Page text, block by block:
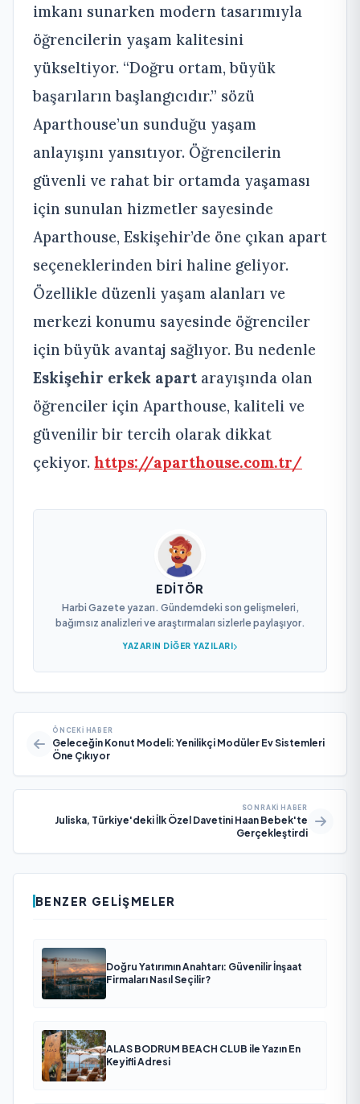
imkanı sunarken modern tasarımıyla
öğrencilerin yaşam kalitesini
yükseltiyor. “Doğru ortam, büyük
başarıların başlangıcıdır.” sözü
Aparthouse’un sunduğu yaşam
anlayışını yansıtıyor. Öğrencilerin
güvenli ve rahat bir ortamda yaşaması
için sunulan hizmetler sayesinde
Aparthouse, Eskişehir’de öne çıkan apart
seçeneklerinden biri haline geliyor.
Özellikle düzenli yaşam alanları ve
merkezi konumu sayesinde öğrenciler
için büyük avantaj sağlıyor. Bu nedenle
Eskişehir erkek apart arayışında olan
öğrenciler için Aparthouse, kaliteli ve
güvenilir bir tercih olarak dikkat
çekiyor. https://aparthouse.com.tr/
EDITÖR
Harbi Gazete yazarı. Gündemdeki son gelişmeleri,
bağımsız analizleri ve araştırmaları sizlerle paylaşıyor.
YAZARIN DIĞER YAZILARI
ÖNCEKI HABER
Geleceğin Konut Modeli: Yenilikçi Modüler Ev Sistemleri
Öne Çıkıyor
SONRAKI HABER
Juliska, Türkiye'deki İlk Özel Davetini Haan Bebek'te
Gerçekleştirdi
BENZER GELIŞMELER
Doğru Yatırımın Anahtarı: Güvenilir İnşaat
Firmaları Nasıl Seçilir?
ALAS BODRUM BEACH CLUB ile Yazın En
Keyifli Adresi